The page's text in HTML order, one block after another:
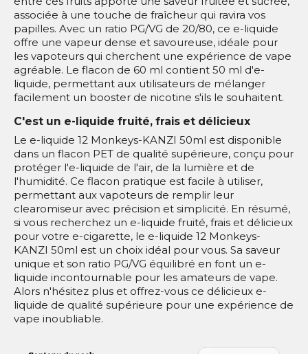
associée à une touche de fraîcheur qui ravira vos
papilles. Avec un ratio PG/VG de 20/80, ce e-liquide
offre une vapeur dense et savoureuse, idéale pour
les vapoteurs qui cherchent une expérience de vape
agréable. Le flacon de 60 ml contient 50 ml d'e-
liquide, permettant aux utilisateurs de mélanger
facilement un booster de nicotine s'ils le souhaitent.
C'est un e-liquide fruité, frais et délicieux
Le e-liquide 12 Monkeys-KANZI 50ml est disponible
dans un flacon PET de qualité supérieure, conçu pour
protéger l'e-liquide de l'air, de la lumière et de
l'humidité. Ce flacon pratique est facile à utiliser,
permettant aux vapoteurs de remplir leur
clearomiseur avec précision et simplicité. En résumé,
si vous recherchez un e-liquide fruité, frais et délicieux
pour votre e-cigarette, le e-liquide 12 Monkeys-
KANZI 50ml est un choix idéal pour vous. Sa saveur
unique et son ratio PG/VG équilibré en font un e-
liquide incontournable pour les amateurs de vape.
Alors n'hésitez plus et offrez-vous ce délicieux e-
liquide de qualité supérieure pour une expérience de
vape inoubliable.